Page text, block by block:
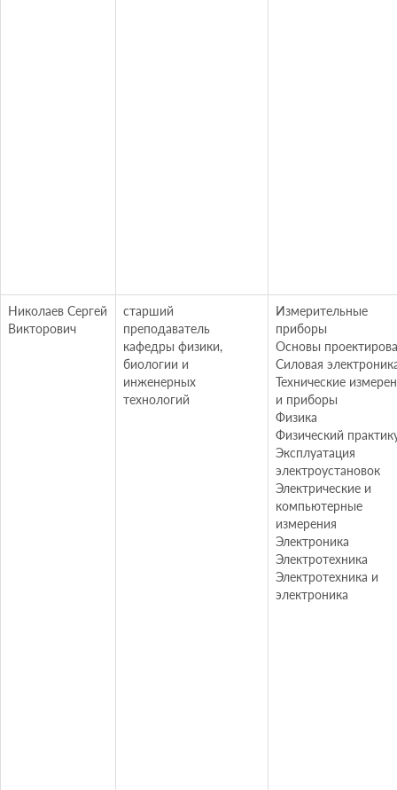
Николаев Сергей
Викторович
старший
преподаватель
кафедры физики,
биологии и
инженерных
технологий
Измерительные
приборы
Основы
Силовая
Технические
и приборы
Физика
Физический
Эксплуатация
электроустановок
Электрические и
компьютерные
измерения
Электроника
Электротехника
Электротехника и
электроника